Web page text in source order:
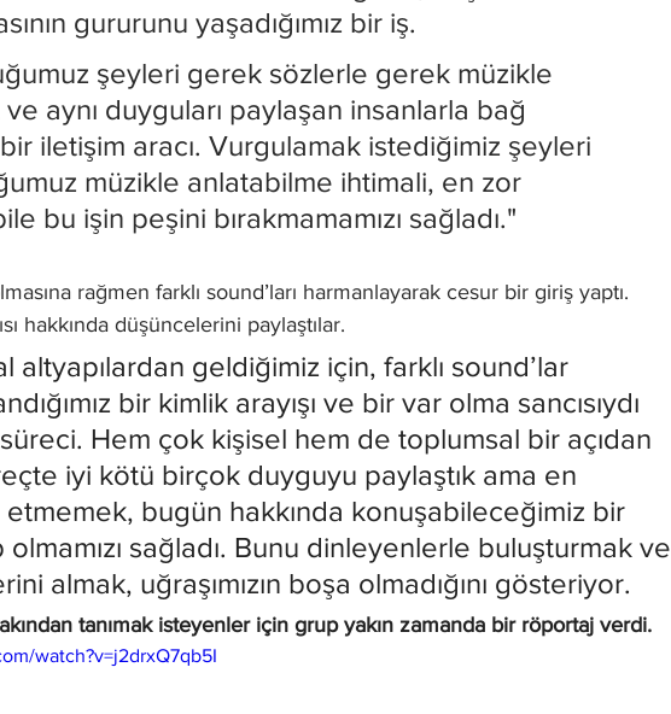
gururunu yaşadığımız bir iş.
şeyleri gerek sözlerle gerek müzikle
ve aynı duyguları paylaşan insanlarla bağ
iletişim aracı. Vurgulamak istediğimiz şeyleri
müzikle anlatabilme ihtimali, en zor
bu işin peşini bırakmamamızı sağladı."
rağmen farklı sound’ları harmanlayarak cesur bir giriş yaptı.
hakkında düşüncelerini paylaştılar.
altyapılardan geldiğimiz için, farklı sound’lar
bir kimlik arayışı ve bir var olma sancısıydı
Hem çok kişisel hem de toplumsal bir açıdan
iyi kötü birçok duyguyu paylaştık ama en
bugün hakkında konuşabileceğimiz bir
sağladı. Bunu dinleyenlerle buluşturmak ve
almak, uğraşımızın boşa olmadığını gösteriyor.
tanımak isteyenler için grup yakın zamanda bir röportaj verdi.
watch?v=j2drxQ7qb5I